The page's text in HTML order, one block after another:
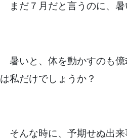
まだ７月だと言うのに、暑
暑いと、体を動かすのも億
は私だけでしょうか？
そんな時に、予期せぬ出来